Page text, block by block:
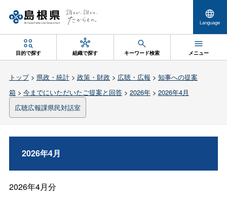
Language
目的で探す 組織で探す キーワード検索 メニュー
トップ> 県政・統計> 政策・財政 > 広聴・広報 > 知事への提案
箱> 今までにいただいたご提案と回答> 2026年> 2026年4月
広聴広報課県民対話室
2026年4月
2026年4月分